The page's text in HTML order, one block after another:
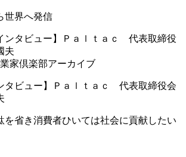
世界へ発信
家倶楽部アーカイブ
タビュー】Ｐａｌｔａｃ 代表取締役会
を省き消費者ひいては社会に貢献したい